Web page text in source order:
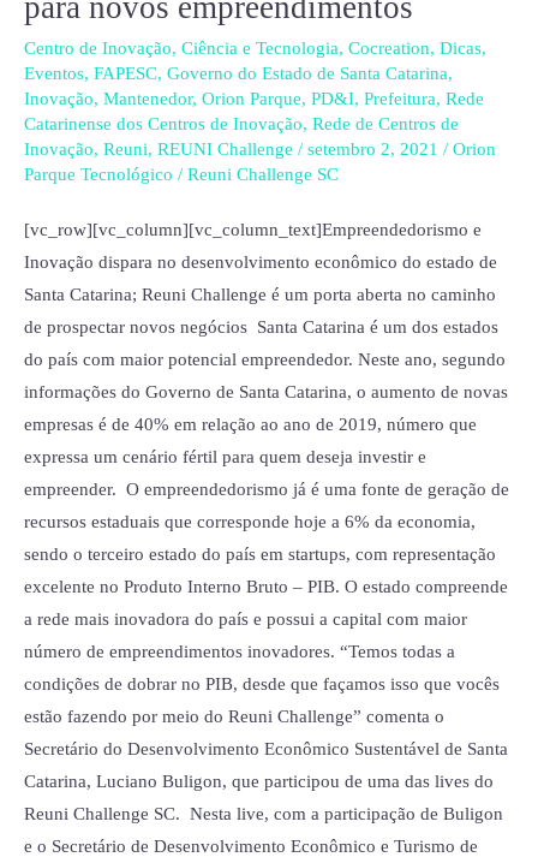
para novos empreendimentos
Centro de Inovação, Ciência e Tecnologia, Cocreation, Dicas,
Eventos, FAPESC, Governo do Estado de Santa Catarina,
Inovação, Mantenedor, Orion Parque, PD&I, Prefeitura, Rede
Catarinense dos Centros de Inovação, Rede de Centros de
Inovação, Reuni, REUNI Challenge / setembro 2, 2021 / Orion
Parque Tecnológico / Reuni Challenge SC
[vc_row][vc_column][vc_column_text]Empreendedorismo e
Inovação dispara no desenvolvimento econômico do estado de
Santa Catarina; Reuni Challenge é um porta aberta no caminho
de prospectar novos negócios Santa Catarina é um dos estados
do país com maior potencial empreendedor. Neste ano, segundo
informações do Governo de Santa Catarina, o aumento de novas
empresas é de 40% em relação ao ano de 2019, número que
expressa um cenário fértil para quem deseja investir e
empreender. O empreendedorismo já é uma fonte de geração de
recursos estaduais que corresponde hoje a 6% da economia,
sendo o terceiro estado do país em startups, com representação
excelente no Produto Interno Bruto – PIB. O estado compreende
a rede mais inovadora do país e possui a capital com maior
número de empreendimentos inovadores. “Temos todas a
condições de dobrar no PIB, desde que façamos isso que vocês
estão fazendo por meio do Reuni Challenge” comenta o
Secretário do Desenvolvimento Econômico Sustentável de Santa
Catarina, Luciano Buligon, que participou de uma das lives do
Reuni Challenge SC. Nesta live, com a participação de Buligon
e o Secretário de Desenvolvimento Econômico e Turismo de
apresenta
solo
fértil
para
novos
empreendimentos